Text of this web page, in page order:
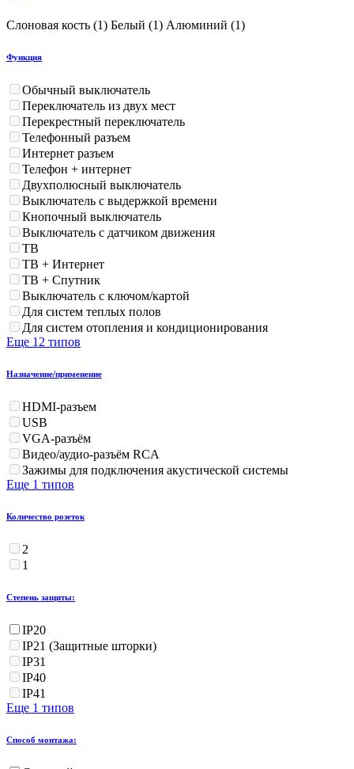
Слоновая кость (1) Белый (1) Алюминий (1)
Функция
Обычный выключатель
Переключатель из двух мест
Перекрестный переключатель
Телефонный разъем
Интернет разъем
Телефон + интернет
Двухполюсный выключатель
Выключатель с выдержкой времени
Кнопочный выключатель
Выключатель с датчиком движения
ТВ
ТВ + Интернет
ТВ + Спутник
Выключатель с ключом/картой
Для систем теплых полов
Для систем отопления и кондиционирования
Еще 12 типов
Назначение/применение
HDMI-разъем
USB
VGA-разъём
Видео/аудио-разъём RCA
Зажимы для подключения акустической системы
Еще 1 типов
Количество розеток
2
1
Степень защиты:
IP20
IP21 (Защитные шторки)
IP31
IP40
IP41
Еще 1 типов
Способ монтажа: